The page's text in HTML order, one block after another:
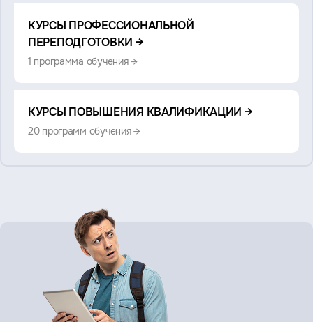
Смотрите
также:
КУРСЫ ПРОФЕССИОНАЛЬНОЙ
ПЕРЕПОДГОТОВКИ →
1 программа обучения →
КУРСЫ ПОВЫШЕНИЯ КВАЛИФИКАЦИИ →
20 программ обучения →